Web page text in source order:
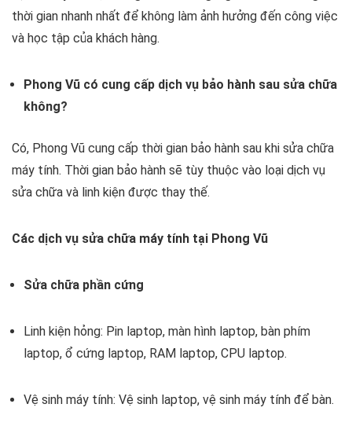
thời gian nhanh nhất để không làm ảnh hưởng đến công việc
và học tập của khách hàng.
Phong Vũ có cung cấp dịch vụ bảo hành sau sửa chữa
không?
Có, Phong Vũ cung cấp thời gian bảo hành sau khi sửa chữa
máy tính. Thời gian bảo hành sẽ tùy thuộc vào loại dịch vụ
sửa chữa và linh kiện được thay thế.
Các dịch vụ sửa chữa máy tính tại Phong Vũ
Sửa chữa phần cứng
Linh kiện hỏng: Pin laptop, màn hình laptop, bàn phím
laptop, ổ cứng laptop, RAM laptop, CPU laptop.
Vệ sinh máy tính: Vệ sinh laptop, vệ sinh máy tính để bàn.